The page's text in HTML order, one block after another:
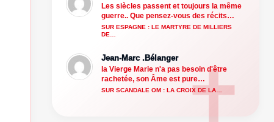
Les siècles passent et toujours la même
guerre.. Que pensez-vous des récits…
SUR ESPAGNE : LE MARTYRE DE MILLIERS
DE…
Jean-Marc .Bélanger
la Vierge Marie n'a pas besoin d'être
rachetée, son Âme est pure…
SUR SCANDALE OM : LA CROIX DE LA…